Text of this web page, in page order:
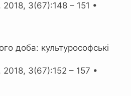
3(67):148 – 151 •
доба: культурософські
2018, 3(67):152 – 157 •